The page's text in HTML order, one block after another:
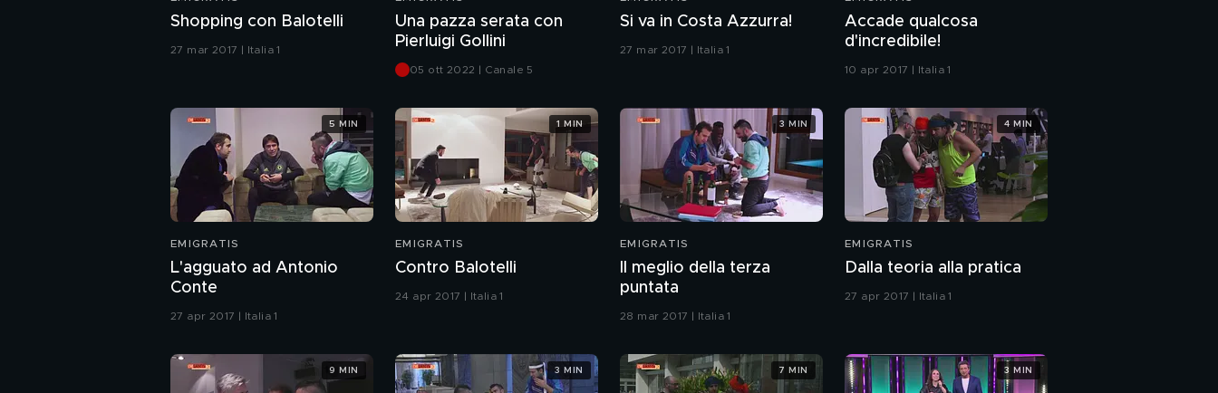
Shopping con Balotelli
27 mar 2017 | Italia 1
Una pazza serata con
Pierluigi Gollini
05 ott 2022 | Canale 5
Si va in Costa Azzurra!
27 mar 2017 | Italia 1
Accade qualcosa
d'incredibile!
10 apr 2017 | Italia 1
EMIGRATIS
L'agguato ad Antonio
Conte
27 apr 2017 | Italia 1
5 MIN
EMIGRATIS
Contro Balotelli
24 apr 2017 | Italia 1
1 MIN
EMIGRATIS
Il meglio della terza
puntata
28 mar 2017 | Italia 1
3 MIN
EMIGRATIS
Dalla teoria alla pratica
27 apr 2017 | Italia 1
4 MIN
9 MIN 3 MIN 7 MIN 3 MIN